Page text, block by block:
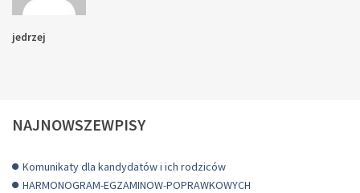
jedrzej
NAJNOWSZEWPISY
Komunikaty dla kandydatów i ich rodziców
HARMONOGRAM-EGZAMINOW-POPRAWKOWYCH